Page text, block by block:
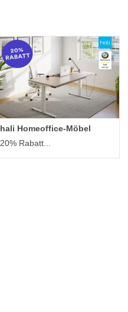
hali Homeoffice-Möbel
20% Rabatt...